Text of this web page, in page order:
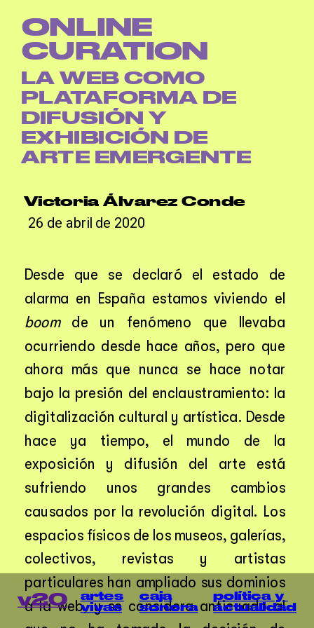
v20
política y
actualidad
caja
sonora
artes
vivas
ONLINE
CURATION
LA WEB COMO
PLATAFORMA DE
DIFUSIÓN Y
EXHIBICIÓN DE
ARTE EMERGENTE
Victoria Álvarez Conde
26 de abril de 2020
Desde que se declaró el estado de
boom de un fenómeno que llevaba
ocurriendo desde hace años, pero que
ahora más que nunca se hace notar
bajo la presión del enclaustramiento: la
digitalización cultural y artística. Desde
hace ya tiempo, el mundo de la
exposición y difusión del arte está
sufriendo unos grandes cambios
causados por la revolución digital. Los
espacios físicos de los museos, galerías,
colectivos, revistas y artistas
particulares han ampliado sus dominios
a la web, y se considera anticuado al